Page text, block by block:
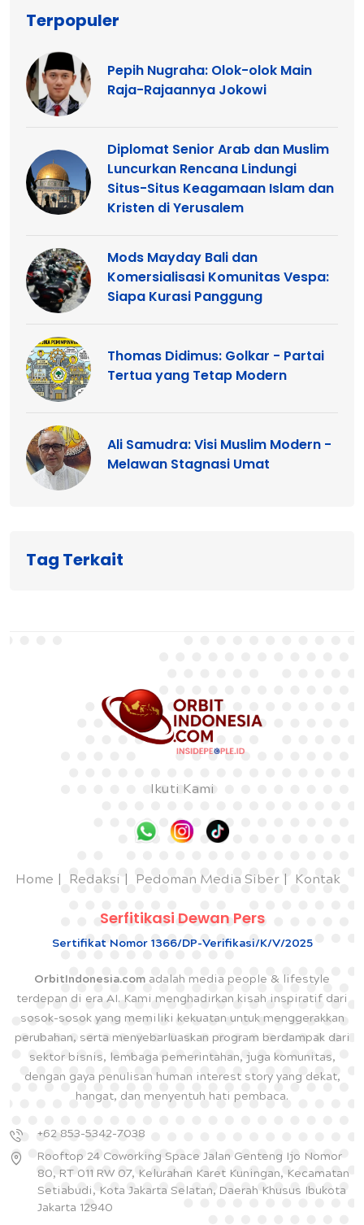
Terpopuler
Pepih Nugraha: Olok-olok Main
Raja-Rajaannya Jokowi
Diplomat Senior Arab dan Muslim
Luncurkan Rencana Lindungi
Situs-Situs Keagamaan Islam dan
Kristen di Yerusalem
Mods Mayday Bali dan
Komersialisasi Komunitas Vespa:
Siapa Kurasi Panggung
Thomas Didimus: Golkar - Partai
Tertua yang Tetap Modern
Ali Samudra: Visi Muslim Modern -
Melawan Stagnasi Umat
Tag Terkait
Ikuti Kami
Home Redaksi Pedoman Media Siber Kontak
Serfitikasi Dewan Pers
Sertifikat Nomor 1366/DP-Verifikasi/K/V/2025
OrbitIndonesia.com adalah media people & lifestyle
terdepan di era AI. Kami menghadirkan kisah inspiratif dari
sosok-sosok yang memiliki kekuatan untuk menggerakkan
perubahan, serta menyebarluaskan program berdampak dari
sektor bisnis, lembaga pemerintahan, juga komunitas,
dengan gaya penulisan human interest story yang dekat,
hangat, dan menyentuh hati pembaca.
+62 853-5342-7038
Rooftop 24 Coworking Space Jalan Genteng Ijo Nomor
80, RT 011 RW 07, Kelurahan Karet Kuningan, Kecamatan
Setiabudi, Kota Jakarta Selatan, Daerah Khusus Ibukota
Jakarta 12940